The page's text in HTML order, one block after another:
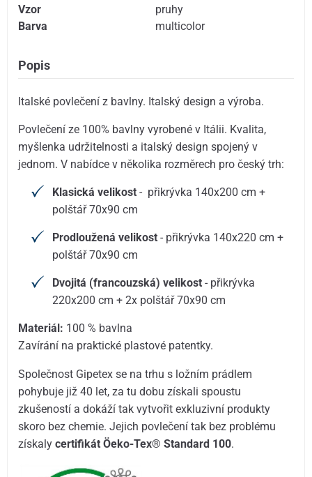
Vzor
pruhy
Barva
multicolor
Popis
Italské povlečení z bavlny. Italský design a výroba.
Povlečení ze 100% bavlny vyrobené v Itálii. Kvalita,
myšlenka udržitelnosti a italský design spojený v
jednom. V nabídce v několika rozměrech pro český trh:
Klasická velikost - přikrývka 140x200 cm +
polštář 70x90 cm
Prodloužená velikost - přikrývka 140x220 cm +
polštář 70x90 cm
Dvojitá (francouzská) velikost - přikrývka
220x200 cm + 2x polštář 70x90 cm
Materiál: 100 % bavlna
Zavírání na praktické plastové patentky.
Společnost Gipetex se na trhu s ložním prádlem
pohybuje již 40 let, za tu dobu získali spoustu
zkušeností a dokáží tak vytvořit exkluzivní produkty
skoro bez chemie. Jejich povlečení tak bez problému
získalycertifikát Öeko-Tex® Standard 100.